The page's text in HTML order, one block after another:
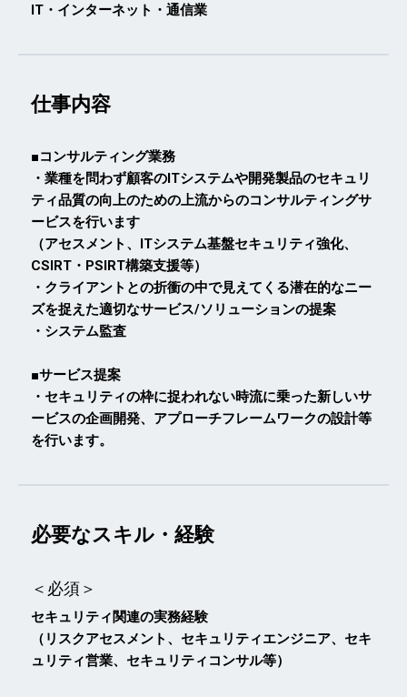
IT・インターネット・通信業
仕事内容
■コンサルティング業務
・業種を問わず顧客のITシステムや開発製品のセキュリ
ティ品質の向上のための上流からのコンサルティングサ
ービスを行います
（アセスメント、ITシステム基盤セキュリティ強化、
CSIRT・PSIRT構築支援等）
・クライアントとの折衝の中で見えてくる潜在的なニー
ズを捉えた適切なサービス/ソリューションの提案
・システム監査
■サービス提案
・セキュリティの枠に捉われない時流に乗った新しいサ
ービスの企画開発、アプローチフレームワークの設計等
を行います。
必要なスキル・経験
＜必須＞
セキュリティ関連の実務経験
（リスクアセスメント、セキュリティエンジニア、セキ
ュリティ営業、セキュリティコンサル等）